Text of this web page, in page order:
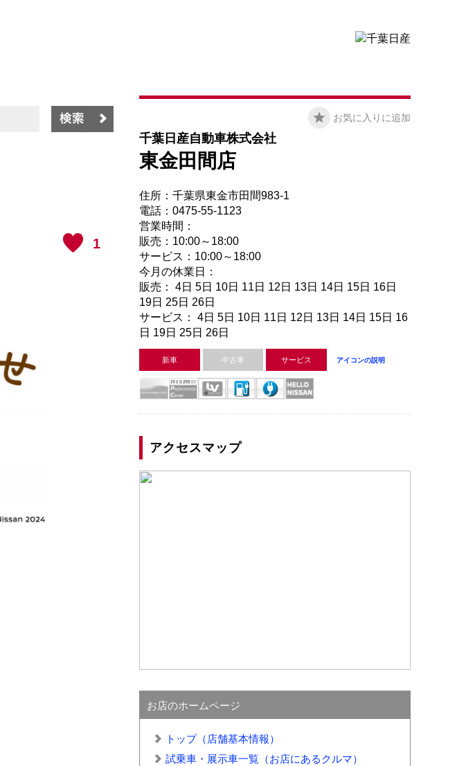
1
お気に入りに追加
千葉日産自動車株式会社
東金田間店
住所：千葉県東金市田間983-1
電話：0475-55-1123
営業時間：
販売：10:00～18:00
サービス：10:00～18:00
今月の休業日：
販売： 4日 5日 10日 11日 12日 13日 14日 15日 16日
19日 25日 26日
サービス： 4日 5日 10日 11日 12日 13日 14日 15日 16
日 19日 25日 26日
新車 中古車 サービス アイコンの説明
アクセスマップ
お店のホームページ
トップ（店舗基本情報）
試乗車・展示車一覧（お店にあるクルマ）